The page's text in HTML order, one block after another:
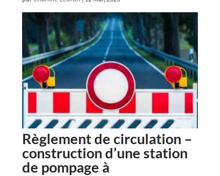
Règlement de circulation –
construction d’une station
de pompage à